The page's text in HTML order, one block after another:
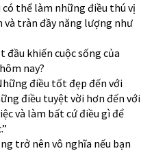
thể làm những điều thú vị
tràn đầy năng lượng như
đầu khiến cuộc sống của
nay?
điều tốt đẹp đến với
điều tuyệt vời hơn đến với
và làm bất cứ điều gì để
trở nên vô nghĩa nếu bạn